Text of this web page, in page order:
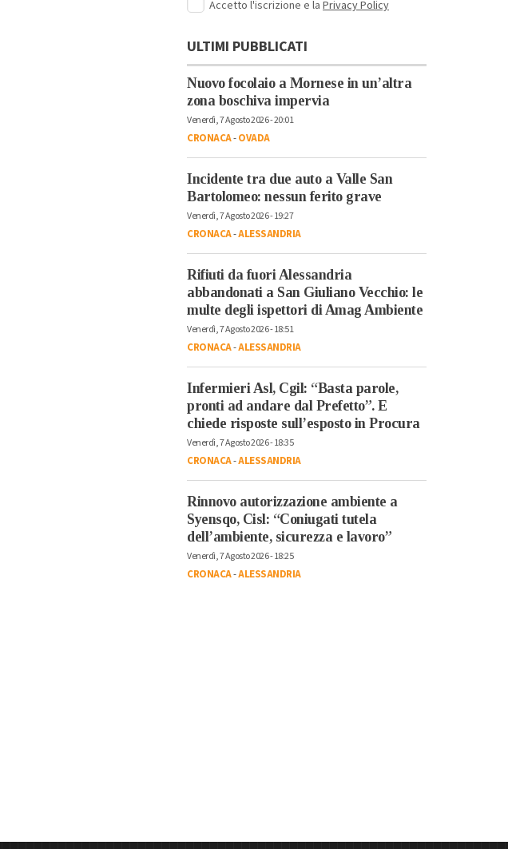
Accetto l'iscrizione e la Privacy Policy
ULTIMI PUBBLICATI
Nuovo focolaio a Mornese in un’altra
zona boschiva impervia
Venerdì, 7 Agosto 2026 - 20:01
CRONACA-OVADA
Incidente tra due auto a Valle San
Bartolomeo: nessun ferito grave
Venerdì, 7 Agosto 2026 - 19:27
CRONACA-ALESSANDRIA
Rifiuti da fuori Alessandria
abbandonati a San Giuliano Vecchio: le
multe degli ispettori di Amag Ambiente
Venerdì, 7 Agosto 2026 - 18:51
CRONACA-ALESSANDRIA
Infermieri Asl, Cgil: “Basta parole,
pronti ad andare dal Prefetto”. E
chiede risposte sull’esposto in Procura
Venerdì, 7 Agosto 2026 - 18:35
CRONACA-ALESSANDRIA
Rinnovo autorizzazione ambiente a
Syensqo, Cisl: “Coniugati tutela
dell’ambiente, sicurezza e lavoro”
Venerdì, 7 Agosto 2026 - 18:25
CRONACA-ALESSANDRIA